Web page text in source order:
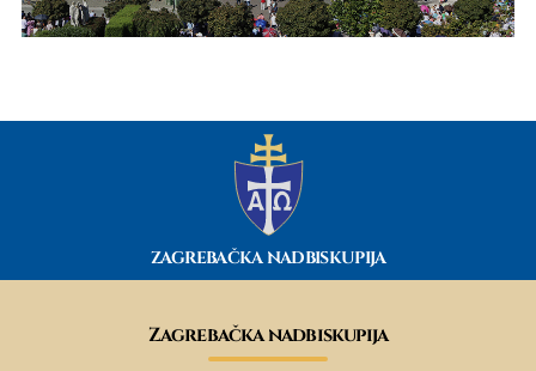
ZAGREBAČKA NADBISKUPIJA
Zagrebačka nadbiskupija